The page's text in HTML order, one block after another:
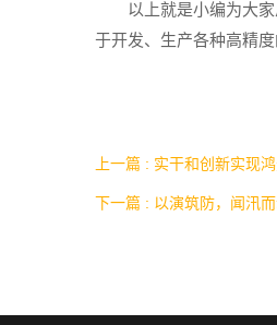
以上就是小编为大家
于开发、生产各种高精
上一篇 : 实干和创新实现
下一篇 : 以演筑防，闻汛